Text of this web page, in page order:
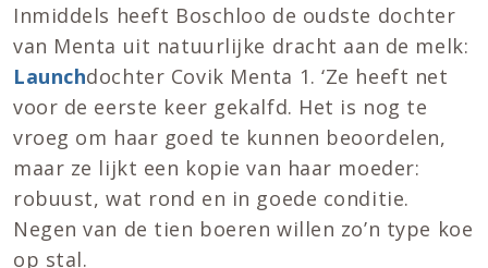
Inmiddels heeft Boschloo de oudste dochter
van Menta uit natuurlijke dracht aan de melk:
Launchdochter Covik Menta 1. ‘Ze heeft net
voor de eerste keer gekalfd. Het is nog te
vroeg om haar goed te kunnen beoordelen,
maar ze lijkt een kopie van haar moeder:
robuust, wat rond en in goede conditie.
Negen van de tien boeren willen zo’n type koe
op stal.